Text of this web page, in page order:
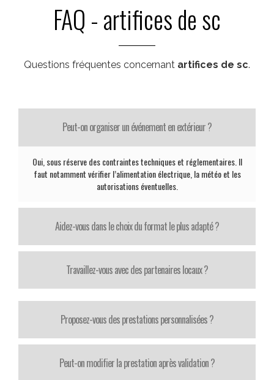
FAQ - artifices de sc
Questions fréquentes concernant artifices de sc.
Peut-on organiser un événement en extérieur ?
Oui, sous réserve des contraintes techniques et réglementaires. Il
faut notamment vérifier l’alimentation électrique, la météo et les
autorisations éventuelles.
Aidez-vous dans le choix du format le plus adapté ?
Travaillez-vous avec des partenaires locaux ?
Proposez-vous des prestations personnalisées ?
Peut-on modifier la prestation après validation ?